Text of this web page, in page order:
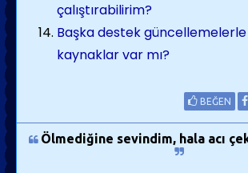
çalıştırabilirim?
Başka destek güncellemelerle
kaynaklar var mı?
BEĞEN
Ölmediğine sevindim, hala acı